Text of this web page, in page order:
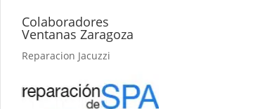
Colaboradores
Ventanas Zaragoza
Reparacion Jacuzzi